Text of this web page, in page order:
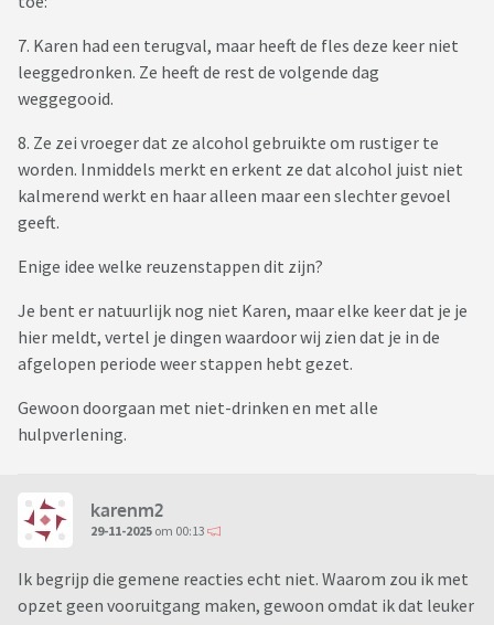
7. Karen had een terugval, maar heeft de fles deze keer niet
leeggedronken. Ze heeft de rest de volgende dag
weggegooid.
8. Ze zei vroeger dat ze alcohol gebruikte om rustiger te
worden. Inmiddels merkt en erkent ze dat alcohol juist niet
kalmerend werkt en haar alleen maar een slechter gevoel
geeft.
Enige idee welke reuzenstappen dit zijn?
Je bent er natuurlijk nog niet Karen, maar elke keer dat je je
hier meldt, vertel je dingen waardoor wij zien dat je in de
afgelopen periode weer stappen hebt gezet.
Gewoon doorgaan met niet-drinken en met alle
hulpverlening.
karenm2
29-11-2025 om 00:13
Ik begrijp die gemene reacties echt niet. Waarom zou ik met
opzet geen vooruitgang maken, gewoon omdat ik dat leuker